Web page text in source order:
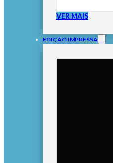
VER MAIS
EDIÇÃO IMPRESSA